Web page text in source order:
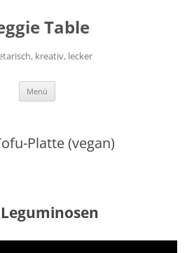
Table
kreativ, lecker
Menü
Platte (vegan)